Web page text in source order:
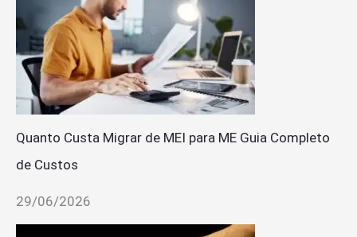
Quanto Custa Migrar de MEI para ME Guia Completo
de Custos
29/06/2026